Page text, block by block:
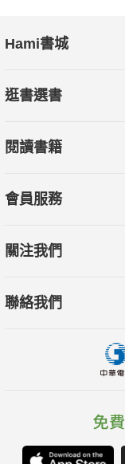
Hami書城
逛書選書
閱讀書籍
會員服務
關注我們
聯絡我們